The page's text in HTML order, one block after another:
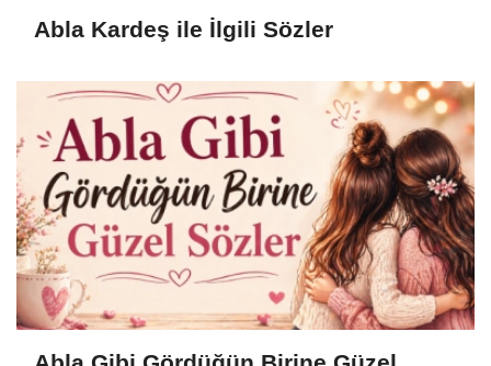
Abla Kardeş ile İlgili Sözler